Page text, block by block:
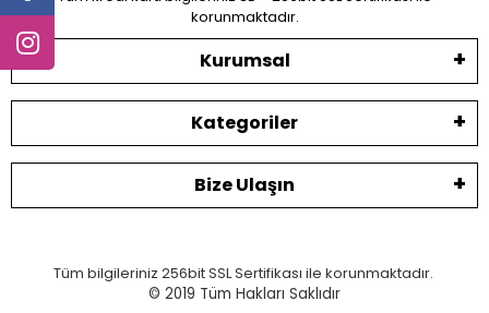
korunmaktadır.
Kurumsal
Kategoriler
Bize Ulaşın
Tüm bilgileriniz 256bit SSL Sertifikası ile korunmaktadır.
© 2019 Tüm Hakları Saklıdır